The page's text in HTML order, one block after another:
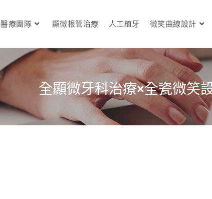
醫療團隊 顯微根管治療 人工植牙 微笑曲線設計
全顯微牙科治療×全瓷微笑